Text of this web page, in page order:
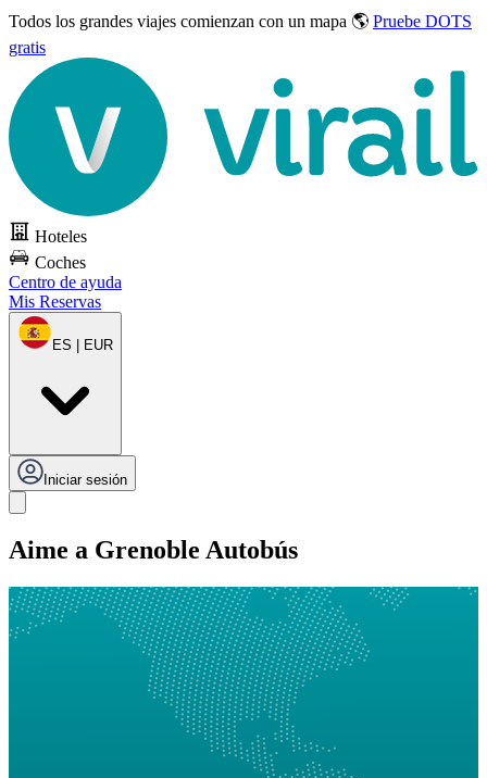
Todos los grandes viajes comienzan con un mapa 🌎 Pruebe DOTS
gratis
Hoteles
Coches
Centro de ayuda
Mis Reservas
ES | EUR
Iniciar sesión
Aime a Grenoble Autobús